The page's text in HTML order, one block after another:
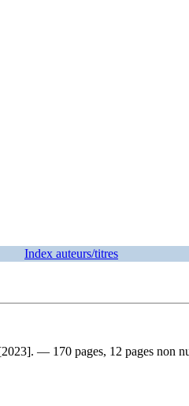
Index auteurs/titres
— 170 pages, 12 pages non